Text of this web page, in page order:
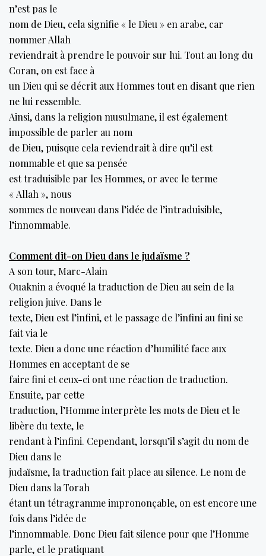
n’est pas le
nom de Dieu, cela signifie « le Dieu » en arabe, car
nommer Allah
reviendrait à prendre le pouvoir sur lui. Tout au long du
Coran, on est face à
un Dieu qui se décrit aux Hommes tout en disant que rien
ne lui ressemble.
Ainsi, dans la religion musulmane, il est également
impossible de parler au nom
de Dieu, puisque cela reviendrait à dire qu’il est
nommable et que sa pensée
est traduisible par les Hommes, or avec le terme
« Allah », nous
sommes de nouveau dans l’idée de l’intraduisible,
l’innommable.
Comment dit-on Dieu dans le judaïsme ?
A son tour, Marc-Alain
Ouaknin a évoqué la traduction de Dieu au sein de la
religion juive. Dans le
texte, Dieu est l’infini, et le passage de l’infini au fini se
fait via le
texte. Dieu a donc une réaction d’humilité face aux
Hommes en acceptant de se
faire fini et ceux-ci ont une réaction de traduction.
Ensuite, par cette
traduction, l’Homme interprète les mots de Dieu et le
libère du texte, le
rendant à l’infini. Cependant, lorsqu’il s’agit du nom de
Dieu dans le
judaïsme, la traduction fait place au silence. Le nom de
Dieu dans la Torah
étant un tétragramme imprononçable, on est encore une
fois dans l’idée de
l’innommable. Donc Dieu fait silence pour que l’Homme
parle, et le pratiquant